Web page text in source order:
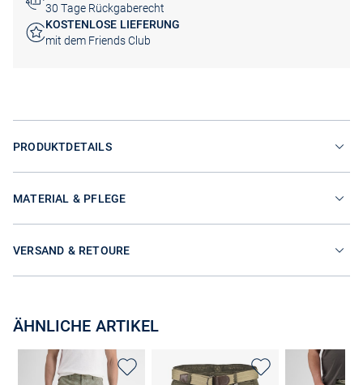
30 Tage Rückgaberecht
KOSTENLOSE LIEFERUNG
mit dem Friends Club
PRODUKTDETAILS
MATERIAL & PFLEGE
VERSAND & RETOURE
ÄHNLICHE ARTIKEL